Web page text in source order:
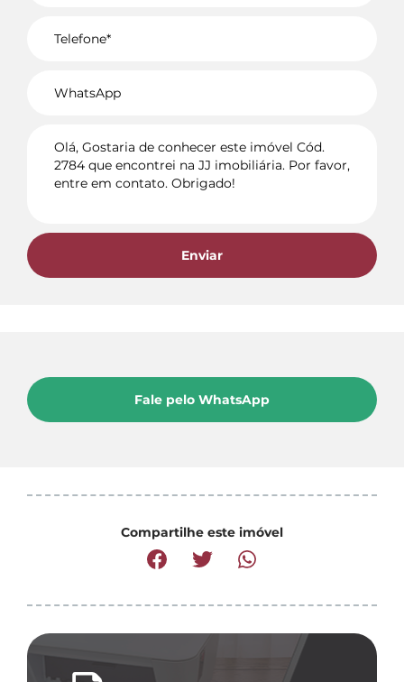
Enviar
Fale pelo WhatsApp
Compartilhe este imóvel